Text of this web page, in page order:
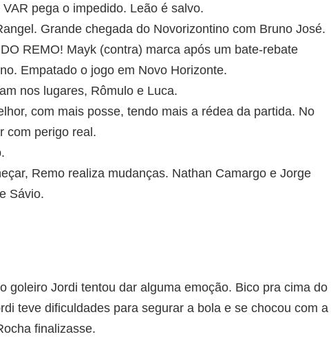
pega o impedido. Leão é salvo.
Grande chegada do Novorizontino com Bruno José.
REMO! Mayk (contra) marca após um bate-rebate
Empatado o jogo em Novo Horizonte.
nos lugares, Rômulo e Luca.
com mais posse, tendo mais a rédea da partida. No
com perigo real.
Remo realiza mudanças. Nathan Camargo e Jorge
Sávio.
goleiro Jordi tentou dar alguma emoção. Bico pra cima do
teve dificuldades para segurar a bola e se chocou com a
finalizasse.